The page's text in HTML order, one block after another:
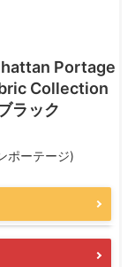
Portage
Collection
ラック
ポーテージ)